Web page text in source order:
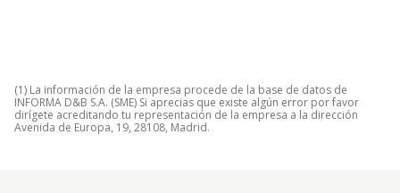
(1) La información de la empresa procede de la base de datos de
INFORMA D&B S.A. (SME) Si aprecias que existe algún error por favor
dirígete acreditando tu representación de la empresa a la dirección
Avenida de Europa, 19, 28108, Madrid.